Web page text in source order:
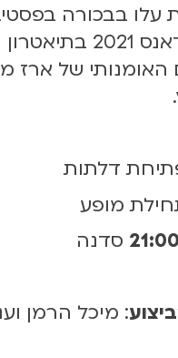
עלו בבכורה
אינטימדאנס 2021
האומנותי של ארז
דלתות
מופע
סדנה
: מיכל הרמן